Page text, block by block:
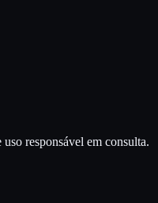
responsável em consulta.